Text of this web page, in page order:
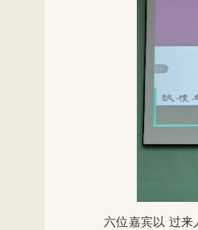
六位嘉宾以 过来